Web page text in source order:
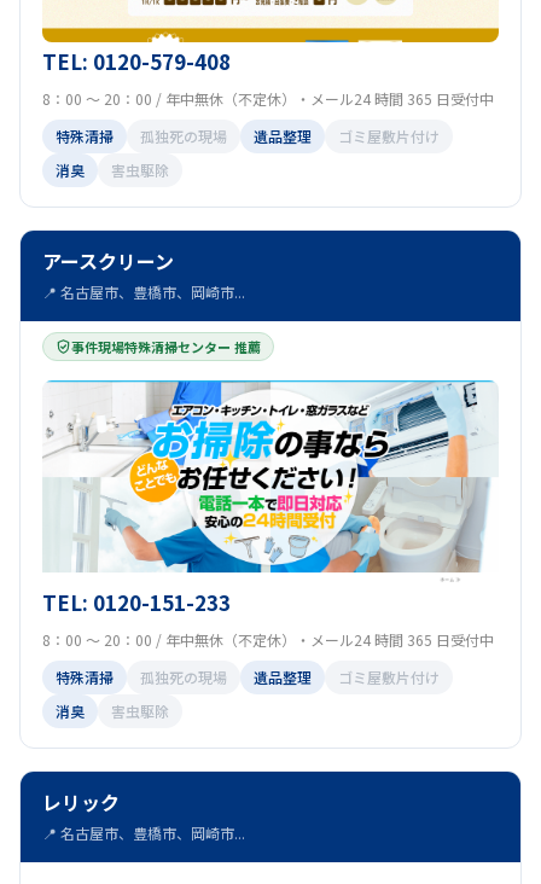
TEL: 0120-579-408
8：00 ～ 20：00 / 年中無休（不定休）・メール24 時間 365 日受付中
特殊清掃
孤独死の現場 遺品整理
ゴミ屋敷片付け
消臭
害虫駆除
アースクリーン
📍 名古屋市、豊橋市、岡崎市...
事件現場特殊清掃センター 推薦
TEL: 0120-151-233
8：00 ～ 20：00 / 年中無休（不定休）・メール24 時間 365 日受付中
特殊清掃
孤独死の現場 遺品整理
ゴミ屋敷片付け
消臭
害虫駆除
レリック
📍 名古屋市、豊橋市、岡崎市...